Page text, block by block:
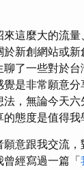
這麼大的流
新創網站或
了一些對於
是非常願意
，無論今天
態度是值得我
意跟我交流
經寫過一篇「